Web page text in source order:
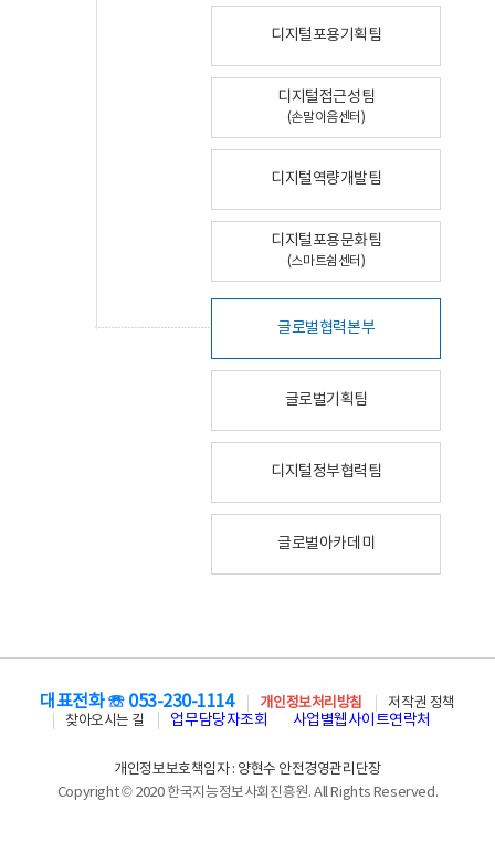
디지털포용기획팀
디지털접근성팀
(손말이음센터)
디지털역량개발팀
디지털포용문화팀
(스마트쉼센터)
글로벌협력본부
글로벌기획팀
디지털정부협력팀
글로벌아카데미
대표전화 ☏ 053-230-1114 개인정보처리방침
저작권 정책
찾아오시는 길
업무담당자조회 사업별웹사이트연락처
개인정보보호책임자 : 양현수 안전경영관리단장
Copyright © 2020 한국지능정보사회진흥원. All Rights Reserved.